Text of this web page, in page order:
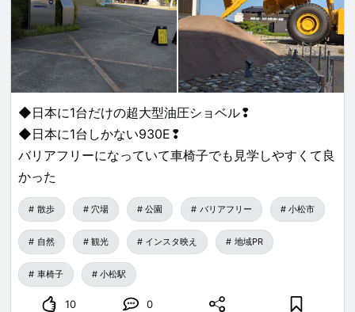
◆日本に1台だけの超大型油圧ショベル❢
◆日本に1台しかない930E❢
バリアフリーになっていて車椅子でも見学しやすくて良
かった
散歩 穴場 公園 バリアフリー 小松市
自然 観光 インスタ映え 地域PR
車椅子 小松駅
10 0